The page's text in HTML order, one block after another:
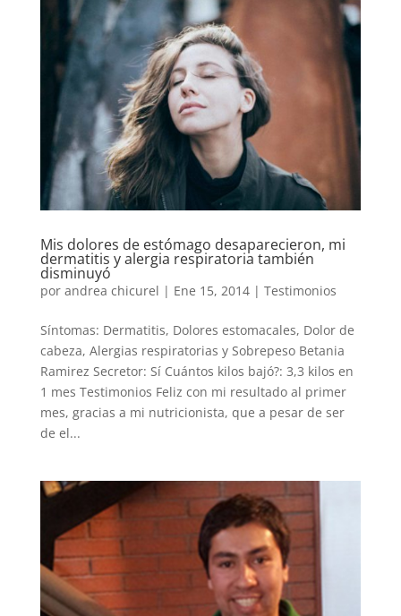
Mis dolores de estómago desaparecieron, mi
dermatitis y alergia respiratoria también
disminuyó
por andrea chicurel | Ene 15, 2014| Testimonios
Síntomas: Dermatitis, Dolores estomacales, Dolor de
cabeza, Alergias respiratorias y Sobrepeso Betania
Ramirez Secretor: Sí Cuántos kilos bajó?: 3,3 kilos en
1 mes Testimonios Feliz con mi resultado al primer
mes, gracias a mi nutricionista, que a pesar de ser
de el...